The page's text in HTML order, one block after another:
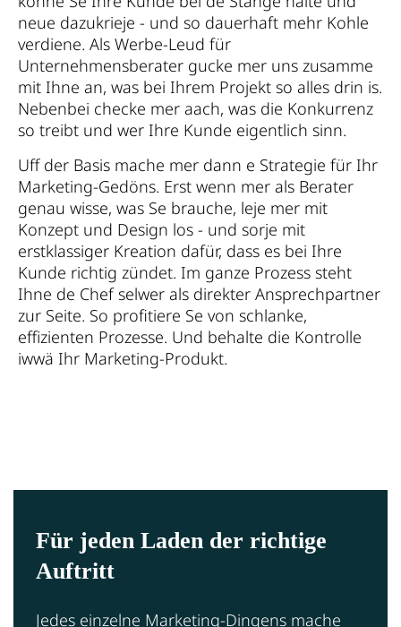
neue dazukrieje - und so dauerhaft mehr Kohle
verdiene. Als Werbe-Leud für
Unternehmensberater gucke mer uns zusamme
mit Ihne an, was bei Ihrem Projekt so alles drin is.
Nebenbei checke mer aach, was die Konkurrenz
so treibt und wer Ihre Kunde eigentlich sinn.
Uff der Basis mache mer dann e Strategie für Ihr
Marketing-Gedöns. Erst wenn mer als Berater
genau wisse, was Se brauche, leje mer mit
Konzept und Design los - und sorje mit
erstklassiger Kreation dafür, dass es bei Ihre
Kunde richtig zündet. Im ganze Prozess steht
Ihne de Chef selwer als direkter Ansprechpartner
zur Seite. So profitiere Se von schlanke,
effizienten Prozesse. Und behalte die Kontrolle
iwwä Ihr Marketing-Produkt.
Für jeden Laden der richtige
Auftritt
Jedes einzelne Marketing-Dingens mache